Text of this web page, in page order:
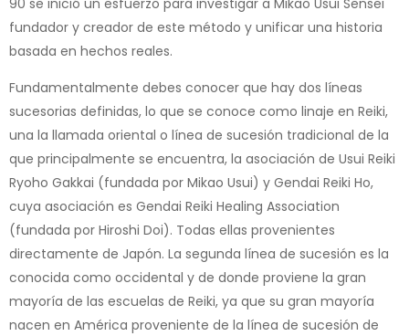
90 se inició un esfuerzo para investigar a Mikao Usui Sensei
fundador y creador de este método y unificar una historia
basada en hechos reales.
Fundamentalmente debes conocer que hay dos líneas
sucesorias definidas, lo que se conoce como linaje en Reiki,
una la llamada oriental o línea de sucesión tradicional de la
que principalmente se encuentra, la asociación de Usui Reiki
Ryoho Gakkai (fundada por Mikao Usui) y Gendai Reiki Ho,
cuya asociación es Gendai Reiki Healing Association
(fundada por Hiroshi Doi). Todas ellas provenientes
directamente de Japón. La segunda línea de sucesión es la
conocida como occidental y de donde proviene la gran
mayoría de las escuelas de Reiki, ya que su gran mayoría
nacen en América proveniente de la línea de sucesión de